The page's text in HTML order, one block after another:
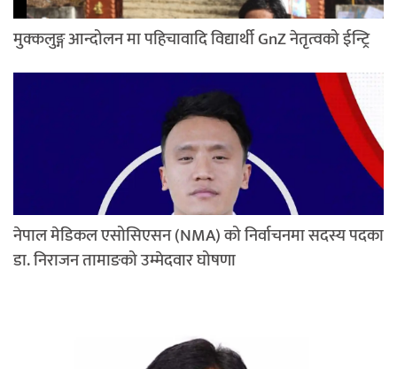
मुक्कलुङ्ग आन्दोलन मा पहिचावादि विद्यार्थी GnZ नेतृत्वको ईन्ट्रि
नेपाल मेडिकल एसोसिएसन (NMA) को निर्वाचनमा सदस्य पदका
डा. निराजन तामाङको उम्मेदवार घोषणा